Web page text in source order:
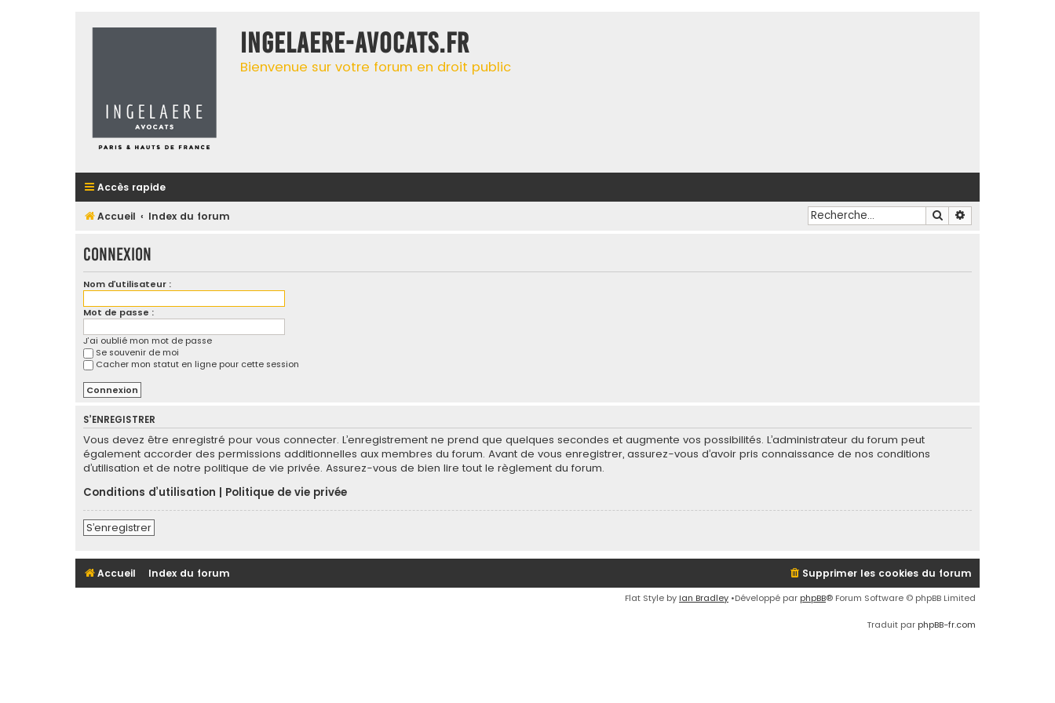
INGELAERE-AVOCATS.FR
Bienvenue sur votre forum en droit public
Accès rapide
Accueil Index du forum Rechercher
Connexion
Nom d’utilisateur :
Mot de passe :
J’ai oublié mon mot de passe
Se souvenir de moi
Cacher mon statut en ligne pour cette session
S’ENREGISTRER
Vous devez être enregistré pour vous connecter. L’enregistrement ne prend que quelques secondes et augmente vos possibilités. L’administrateur du forum peut
également accorder des permissions additionnelles aux membres du forum. Avant de vous enregistrer, assurez-vous d’avoir pris connaissance de nos conditions
d’utilisation et de notre politique de vie privée. Assurez-vous de bien lire tout le règlement du forum.
Conditions d’utilisation | Politique de vie privée
S’enregistrer
Accueil Index du forum Supprimer les cookies du forum
Flat Style by Ian Bradley •Développé par phpBB® Forum Software © phpBB Limited
Traduit par phpBB-fr.com